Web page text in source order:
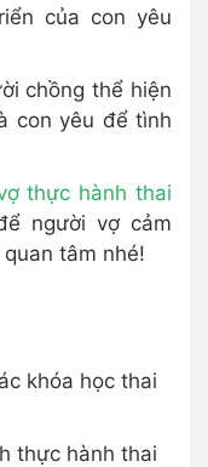
của con yêu
chồng thể hiện
con yêu để tình
thực hành thai
người vợ cảm
tâm nhé!
khóa học thai
thực hành thai